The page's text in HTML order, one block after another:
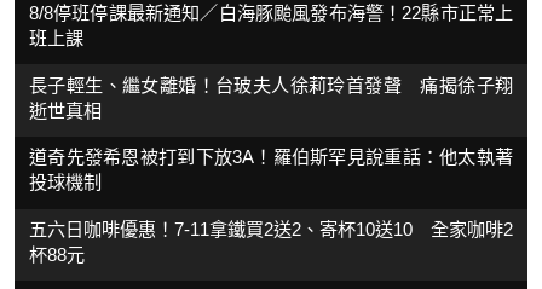
8/8停班停課最新通知／白海豚颱風發布海警！22縣市正常上
班上課
長子輕生、繼女離婚！台玻夫人徐莉玲首發聲 痛揭徐子翔
逝世真相
道奇先發希恩被打到下放3A！羅伯斯罕見說重話：他太執著
投球機制
五六日咖啡優惠！7-11拿鐵買2送2、寄杯10送10 全家咖啡2
杯88元